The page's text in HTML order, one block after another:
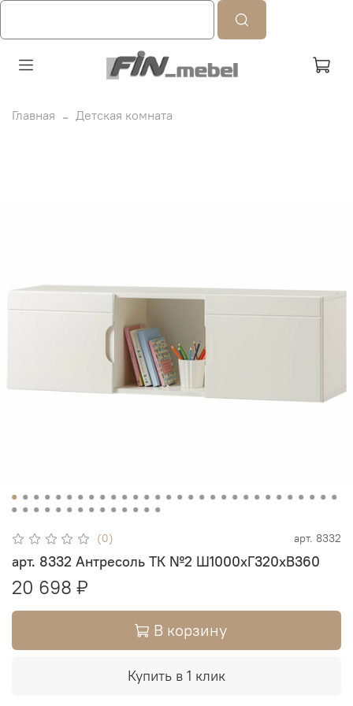
Главная Детская комната
(0) арт. 8332
арт. 8332 Антресоль ТК №2 Ш1000хГ320хВ360
20 698 ₽
В корзину
Купить в 1 клик